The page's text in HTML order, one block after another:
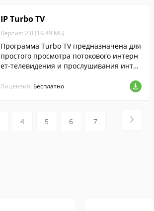
IP Turbo TV
Версия: 2.0 (19.49 МБ)
Программа Turbo TV предназначена для
простого просмотра потокового интерн
ет-телевидения и прослушивания интер
Лицензия: Бесплатно
4 5 6 7